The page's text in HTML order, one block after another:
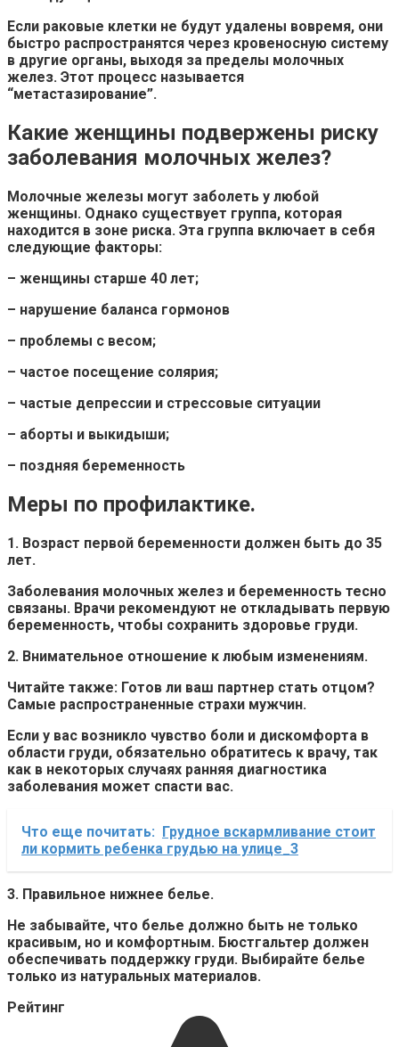
Если раковые клетки не будут удалены вовремя, они
быстро распространятся через кровеносную систему
в другие органы, выходя за пределы молочных
желез. Этот процесс называется
“метастазирование”.
Какие женщины подвержены риску
заболевания молочных желез?
Молочные железы могут заболеть у любой
женщины. Однако существует группа, которая
находится в зоне риска. Эта группа включает в себя
следующие факторы:
– женщины старше 40 лет;
– нарушение баланса гормонов
– проблемы с весом;
– частое посещение солярия;
– частые депрессии и стрессовые ситуации
– аборты и выкидыши;
– поздняя беременность
Меры по профилактике.
1. Возраст первой беременности должен быть до 35
лет.
Заболевания молочных желез и беременность тесно
связаны. Врачи рекомендуют не откладывать первую
беременность, чтобы сохранить здоровье груди.
2. Внимательное отношение к любым изменениям.
Читайте также: Готов ли ваш партнер стать отцом?
Самые распространенные страхи мужчин.
Если у вас возникло чувство боли и дискомфорта в
области груди, обязательно обратитесь к врачу, так
как в некоторых случаях ранняя диагностика
заболевания может спасти вас.
Что еще почитать: Грудное вскармливание стоит
ли кормить ребенка грудью на улице_3
3. Правильное нижнее белье.
Не забывайте, что белье должно быть не только
красивым, но и комфортным. Бюстгальтер должен
обеспечивать поддержку груди. Выбирайте белье
только из натуральных материалов.
Рейтинг